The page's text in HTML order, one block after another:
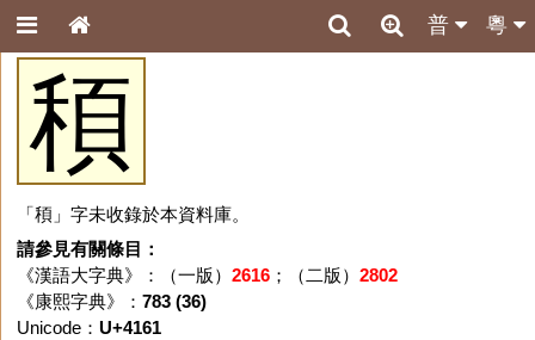
粵
普
䅡
「䅡」字未收錄於本資料庫。
請參見有關條目：
《漢語大字典》：（一版） 2616；（二版） 2802
《康熙字典》： 783 (36)
Unicode： U+4161